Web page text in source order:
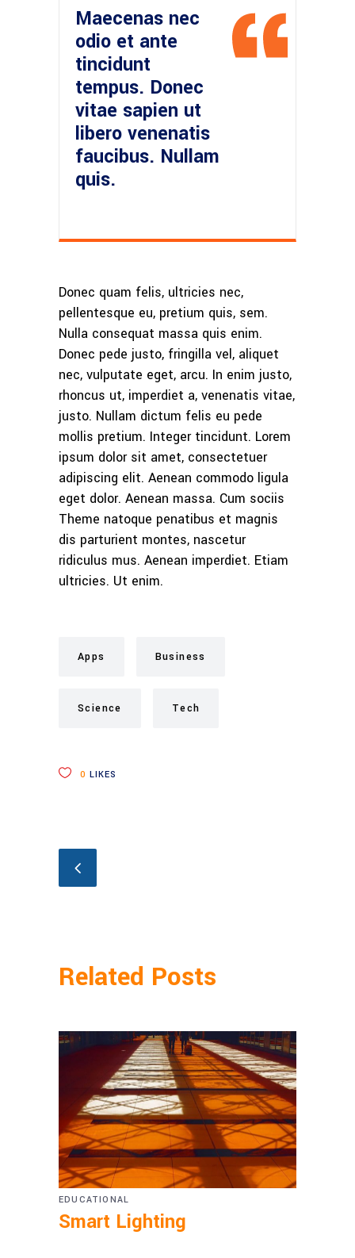
Maecenas nec
odio et ante
tincidunt
tempus. Donec
vitae sapien ut
libero venenatis
faucibus. Nullam
quis.
Donec quam felis, ultricies nec,
pellentesque eu, pretium quis, sem.
Nulla consequat massa quis enim.
Donec pede justo, fringilla vel, aliquet
nec, vulputate eget, arcu. In enim justo,
rhoncus ut, imperdiet a, venenatis vitae,
justo. Nullam dictum felis eu pede
mollis pretium. Integer tincidunt. Lorem
ipsum dolor sit amet, consectetuer
adipiscing elit. Aenean commodo ligula
eget dolor. Aenean massa. Cum sociis
Theme natoque penatibus et magnis
dis parturient montes, nascetur
ridiculus mus. Aenean imperdiet. Etiam
ultricies. Ut enim.
Apps Business
Science Tech
0 LIKES
Related Posts
EDUCATIONAL
Smart Lighting